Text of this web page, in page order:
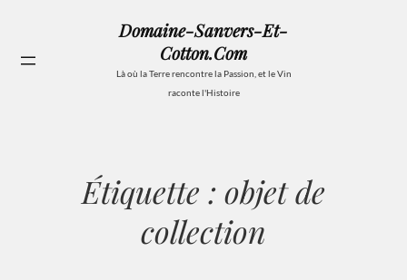
contenu
Domaine-Sanvers-Et-
Cotton.com
Là où la Terre rencontre la Passion, et le Vin
raconte l'Histoire
Étiquette : objet de
collection